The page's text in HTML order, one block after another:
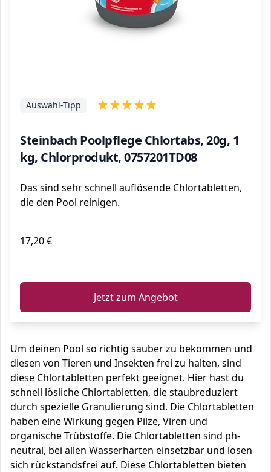
Steinbach Poolpflege Chlortabs, 20g, 1
kg, Chlorprodukt, 0757201TD08
Auswahl-Tipp
Das sind sehr schnell auflösende Chlortabletten,
die den Pool reinigen.
17,20 €
Jetzt zum Angebot
Um deinen Pool so richtig sauber zu bekommen und
diesen von Tieren und Insekten frei zu halten, sind
diese Chlortabletten perfekt geeignet. Hier hast du
schnell lösliche Chlortabletten, die staubreduziert
durch spezielle Granulierung sind. Die Chlortabletten
haben eine Wirkung gegen Pilze, Viren und
organische Trübstoffe. Die Chlortabletten sind ph-
neutral, bei allen Wasserhärten einsetzbar und lösen
sich rückstandsfrei auf. Diese Chlortabletten bieten